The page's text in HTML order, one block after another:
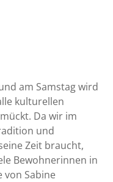
am Samstag wird
kulturellen
Da wir im
und
Zeit braucht,
Bewohnerinnen in
von Sabine